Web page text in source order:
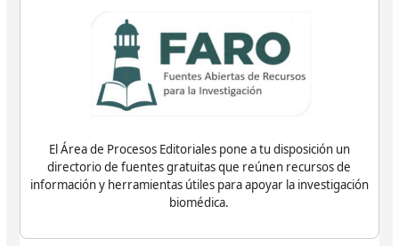
El Área de Procesos Editoriales pone a tu disposición un
directorio de fuentes gratuitas que reúnen recursos de
información y herramientas útiles para apoyar la investigación
biomédica.